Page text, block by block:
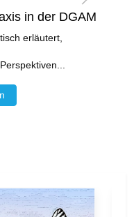
in der DGAM
erläutert,